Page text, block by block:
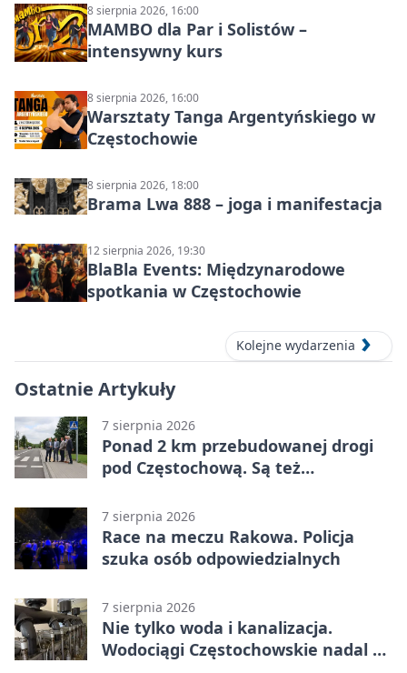
8 sierpnia 2026, 16:00
MAMBO dla Par i Solistów –
intensywny kurs
8 sierpnia 2026, 16:00
Warsztaty Tanga Argentyńskiego w
Częstochowie
8 sierpnia 2026, 18:00
Brama Lwa 888 – joga i manifestacja
12 sierpnia 2026, 19:30
BlaBla Events: Międzynarodowe
spotkania w Częstochowie
Kolejne wydarzenia
Ostatnie Artykuły
7 sierpnia 2026
Ponad 2 km przebudowanej drogi
pod Częstochową. Są też
7 sierpnia 2026
Race na meczu Rakowa. Policja
szuka osób odpowiedzialnych
7 sierpnia 2026
Nie tylko woda i kanalizacja.
Wodociągi Częstochowskie nadal w